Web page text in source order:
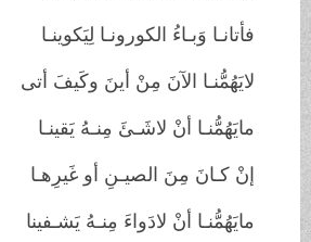
فأتانـا وَبـاءُ الكورونـا لِيَكوينـا
لايَهُمُّنـا الآنَ مِنْ أينَ وكَيفَ أتى
مايَهُمُّنـا أنْ لاشَـئَ مِنـهُ يَقينـا
إنْ كـانَ مِنَ الصيـنِ أو غَيرِهـا
مايَهُمُّنـا أنْ لادَواءَ مِنـهُ يَشـفينا